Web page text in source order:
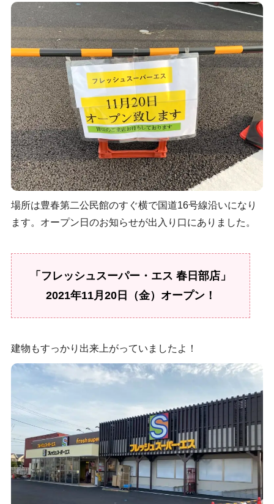
場所は豊春第二公民館のすぐ横で国道16号線沿いになり
ます。オープン日のお知らせが出入り口にありました。
「フレッシュスーパー・エス 春日部店」
2021年11月20日（金）オープン！
建物もすっかり出来上がっていましたよ！